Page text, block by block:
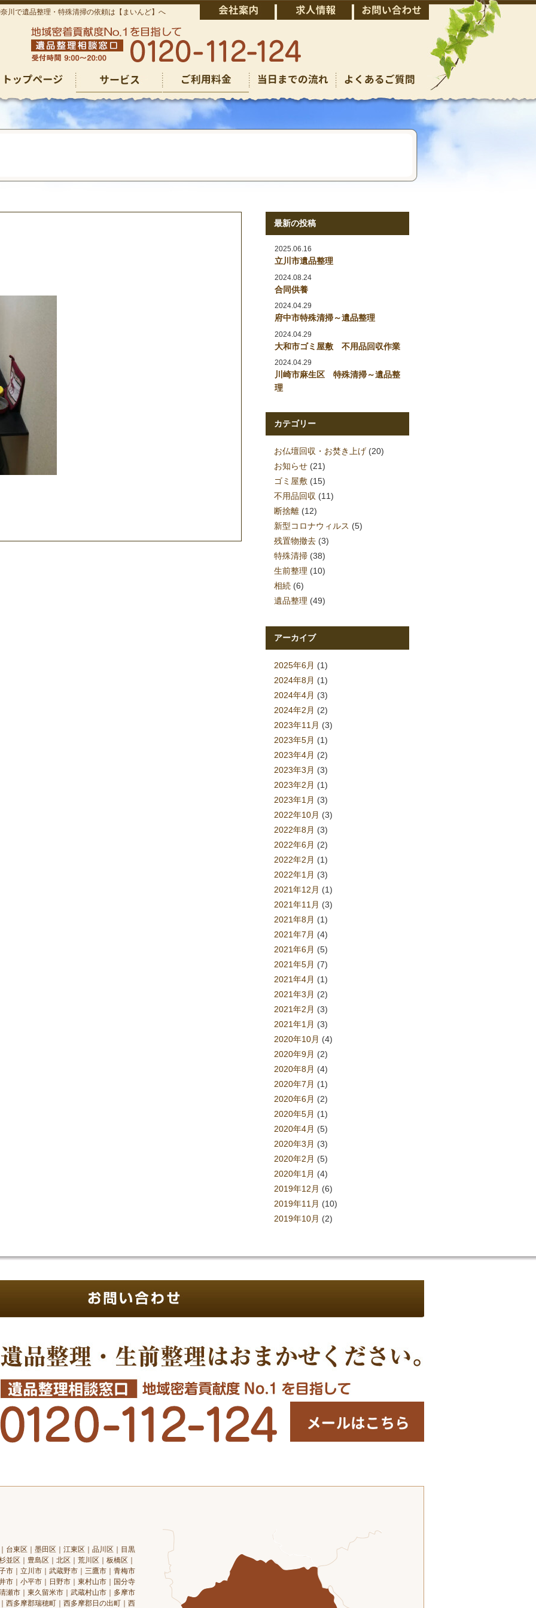
川で遺品整理・特殊清掃の依頼は【まいんど】へ
遺品整理
仏壇回収
お焚き上げ供養
生前整理
特殊清掃
ゴミ屋敷清掃
その他のご依頼 遺品整理
仏壇回収
お焚き上げ供養
生前整理
特殊清掃
ゴミ屋敷清掃
その他のご依頼
最新の投稿
2025.06.16
立川市遺品整理
2024.08.24
合同供養
2024.04.29
府中市特殊清掃～遺品整理
2024.04.29
大和市ゴミ屋敷 不用品回収作業
2024.04.29
川崎市麻生区 特殊清掃～遺品整
理
カテゴリー
お仏壇回収・お焚き上げ (20)
お知らせ (21)
ゴミ屋敷 (15)
不用品回収 (11)
断捨離 (12)
新型コロナウィルス (5)
残置物撤去 (3)
特殊清掃 (38)
生前整理 (10)
相続 (6)
遺品整理 (49)
アーカイブ
2025年6月 (1)
2024年8月 (1)
2024年4月 (3)
2024年2月 (2)
2023年11月 (3)
2023年5月 (1)
2023年4月 (2)
2023年3月 (3)
2023年2月 (1)
2023年1月 (3)
2022年10月 (3)
2022年8月 (3)
2022年6月 (2)
2022年2月 (1)
2022年1月 (3)
2021年12月 (1)
2021年11月 (3)
2021年8月 (1)
2021年7月 (4)
2021年6月 (5)
2021年5月 (7)
2021年4月 (1)
2021年3月 (2)
2021年2月 (3)
2021年1月 (3)
2020年10月 (4)
2020年9月 (2)
2020年8月 (4)
2020年7月 (1)
2020年6月 (2)
2020年5月 (1)
2020年4月 (5)
2020年3月 (3)
2020年2月 (5)
2020年1月 (4)
2019年12月 (6)
2019年11月 (10)
2019年10月 (2)
台東区｜墨田区｜江東区｜品川区｜目黒
並区｜豊島区｜北区｜荒川区｜板橋区｜
市｜立川市｜武蔵野市｜三鷹市｜青梅市
市｜小平市｜日野市｜東村山市｜国分寺
瀬市｜東久留米市｜武蔵村山市｜多摩市
西多摩郡瑞穂町｜西多摩郡日の出町｜西